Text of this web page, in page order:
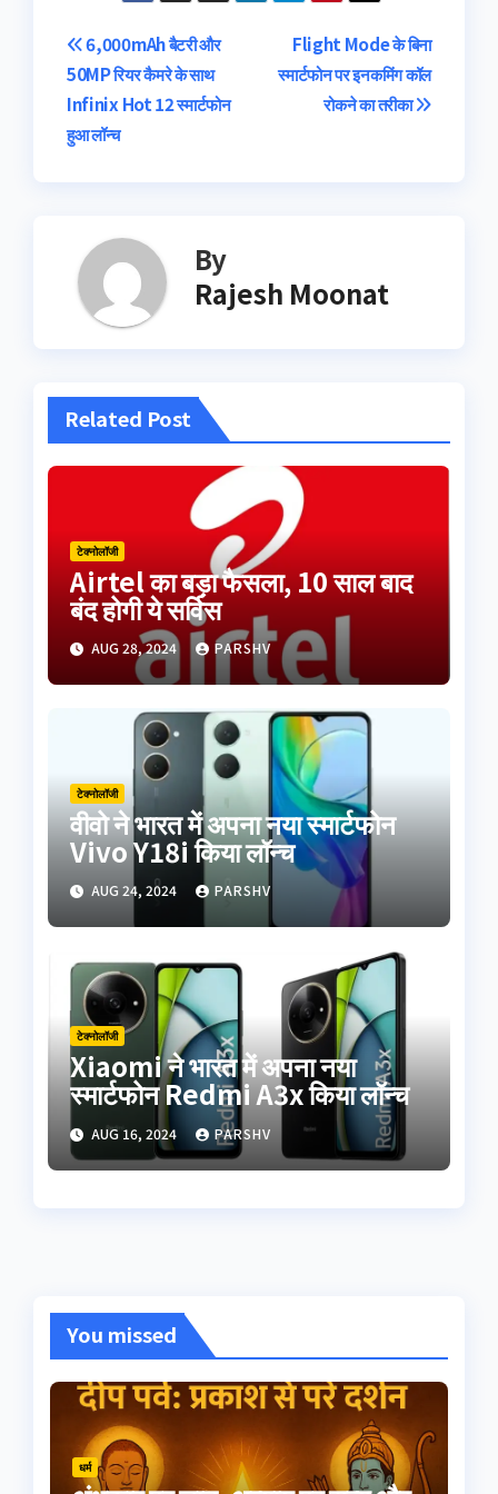
Post
navigation
Flight Mode के बिना
स्मार्टफोन पर इनकमिंग कॉल
रोकने का तरीका
6,000mAh बैटरी और
50MP रियर कैमरे के साथ
Infinix Hot 12 स्मार्टफोन
हुआ लॉन्च
By
Rajesh Moonat
Related Post
टेक्नोलॉजी
Airtel का बड़ा फैसला, 10 साल बाद
बंद होगी ये सर्विस
AUG 28, 2024 PARSHV
टेक्नोलॉजी
वीवो ने भारत में अपना नया स्मार्टफोन
Vivo Y18i किया लॉन्च
AUG 24, 2024 PARSHV
टेक्नोलॉजी
Xiaomi ने भारत में अपना नया
स्मार्टफोन Redmi A3x किया लॉन्च
AUG 16, 2024 PARSHV
You missed
धर्म